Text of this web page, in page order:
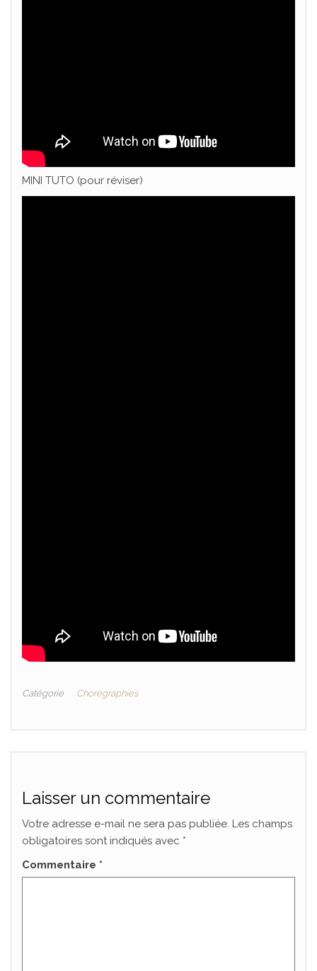
MINI TUTO (pour réviser)
Catégorie Chorégraphies
Laisser un commentaire
Votre adresse e-mail ne sera pas publiée. Les champs
obligatoires sont indiqués avec *
Commentaire *